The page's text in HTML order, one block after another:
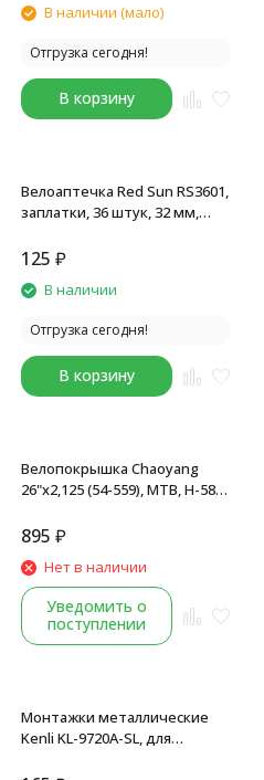
В наличии (мало)
Отгрузка сегодня!
В корзину
Велоаптечка Red Sun RS3601,
заплатки, 36 штук, 32 мм,
125 ₽
В наличии
Отгрузка сегодня!
В корзину
Велопокрышка Chaoyang
26"х2,125 (54-559), MTB, Н-584,
895 ₽
Нет в наличии
Уведомить о
поступлении
Монтажки металлические
Kenli KL-9720A-SL, для